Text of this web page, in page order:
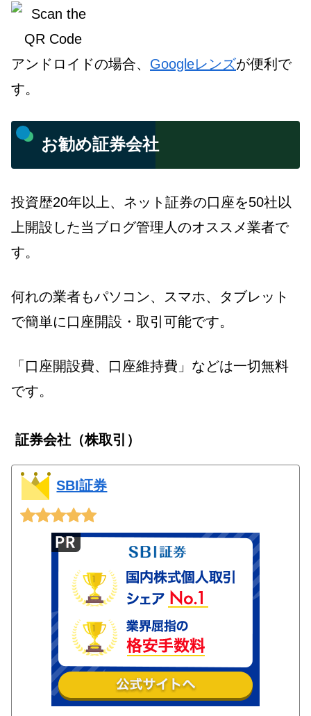
アンドロイドの場合、 Googleレンズが便利で
す。
お勧め証券会社
投資歴20年以上、ネット証券の口座を50社以
上開設した当ブログ管理人のオススメ業者で
す。
何れの業者もパソコン、スマホ、タブレット
で簡単に口座開設・取引可能です。
「口座開設費、口座維持費」などは一切無料
です。
証券会社（株取引）
SBI証券